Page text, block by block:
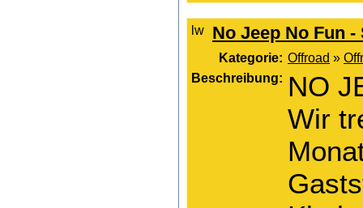
No Jeep No Fun
Kategorie: Offroad »
Beschreibung: NO
Wir